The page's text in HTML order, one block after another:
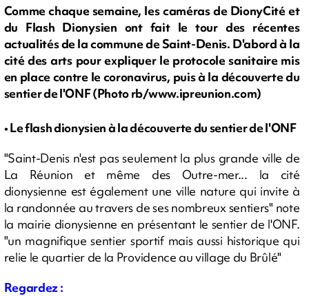
Comme chaque semaine, les caméras de DionyCité et
du Flash Dionysien ont fait le tour des récentes
actualités de la commune de Saint-Denis. D'abord à la
cité des arts pour expliquer le protocole sanitaire mis
en place contre le coronavirus, puis à la découverte du
sentier de l'ONF (Photo rb/www.ipreunion.com)
• Le flash dionysien à la découverte du sentier de l'ONF
"Saint-Denis n'est pas seulement la plus grande ville de
La Réunion et même des Outre-mer... la cité
dionysienne est également une ville nature qui invite à
la randonnée au travers de ses nombreux sentiers" note
la mairie dionysienne en présentant le sentier de l'ONF.
"un magnifique sentier sportif mais aussi historique qui
relie le quartier de la Providence au village du Brûlé"
Regardez :